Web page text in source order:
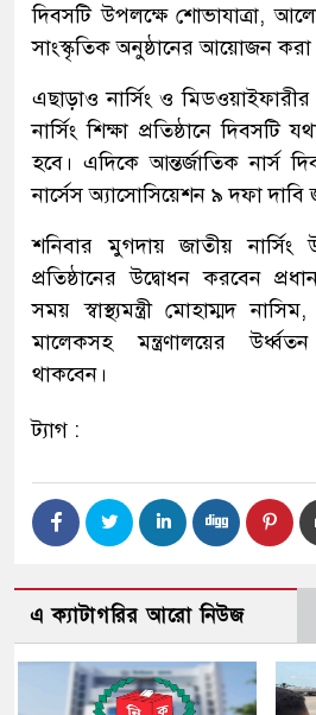
দিবসটি উপলক্ষে শোভাযাত্রা,
সাংস্কৃতিক অনুষ্ঠানের আয়োজন করা
এছাড়াও নার্সিং ও মিডওয়াইফারীর
নার্সিং শিক্ষা প্রতিষ্ঠানে দিবসটি
হবে। এদিকে আন্তর্জাতিক নার্স
নার্সেস অ্যাসোসিয়েশন ৯ দফা দাবি
শনিবার মুগদায় জাতীয় নার্সিং
প্রতিষ্ঠানের উদ্বোধন করবেন
সময় স্বাস্থ্যমন্ত্রী মোহাম্মদ নাসিম,
মালেকসহ মন্ত্রণালয়ের
থাকবেন।
ট্যাগ :
এ ক্যাটাগরির আরো নিউজ